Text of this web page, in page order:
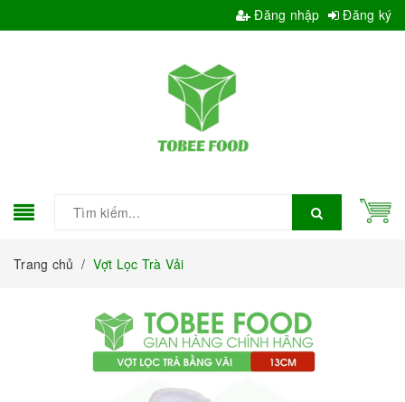
Đăng nhập Đăng ký
Trang chủ / Vợt Lọc Trà Vải